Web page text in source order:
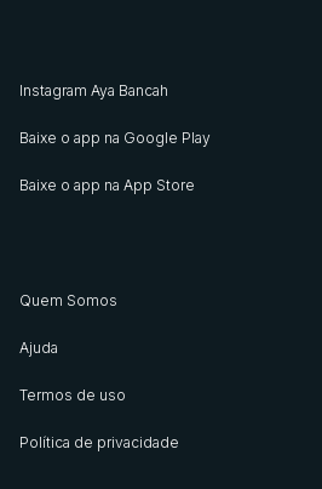
Instagram Aya Bancah
Baixe o app na Google Play
Baixe o app na App Store
Quem Somos
Ajuda
Termos de uso
Política de privacidade